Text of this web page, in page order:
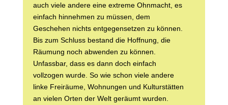
auch viele andere eine extreme Ohnmacht, es
einfach hinnehmen zu müssen, dem
Geschehen nichts entgegensetzen zu können.
Bis zum Schluss bestand die Hoffnung, die
Räumung noch abwenden zu können.
Unfassbar, dass es dann doch einfach
vollzogen wurde. So wie schon viele andere
linke Freiräume, Wohnungen und Kulturstätten
an vielen Orten der Welt geräumt wurden.